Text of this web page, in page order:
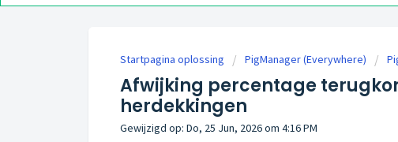
Startpagina oplossing PigManager (Everywhere)
Afwijking percentage
herdekkingen
Gewijzigd op: Do, 25 Jun, 2026 om 4:16 PM